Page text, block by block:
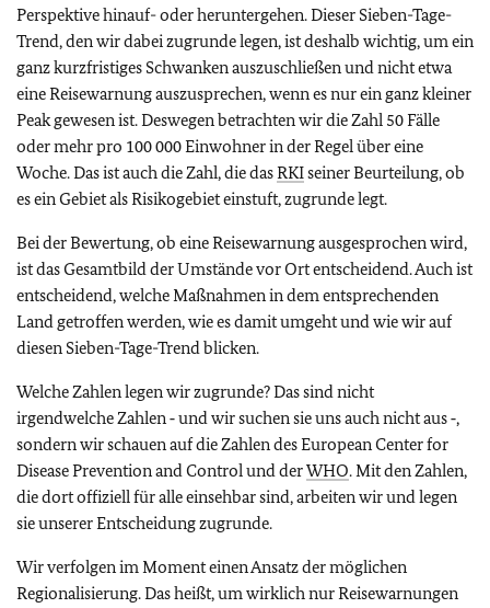
Perspektive hinauf- oder heruntergehen. Dieser Sieben-Tage-
Trend, den wir dabei zugrunde legen, ist deshalb wichtig, um ein
ganz kurzfristiges Schwanken auszuschließen und nicht etwa
eine Reisewarnung auszusprechen, wenn es nur ein ganz kleiner
Peak gewesen ist. Deswegen betrachten wir die Zahl 50 Fälle
oder mehr pro 100 000 Einwohner in der Regel über eine
Woche. Das ist auch die Zahl, die dasRKIseiner Beurteilung, ob
es ein Gebiet als Risikogebiet einstuft, zugrunde legt.
Bei der Bewertung, ob eine Reisewarnung ausgesprochen wird,
ist das Gesamtbild der Umstände vor Ort entscheidend. Auch ist
entscheidend, welche Maßnahmen in dem entsprechenden
Land getroffen werden, wie es damit umgeht und wie wir auf
diesen Sieben-Tage-Trend blicken.
Welche Zahlen legen wir zugrunde? Das sind nicht
irgendwelche Zahlen ‑ und wir suchen sie uns auch nicht aus ‑,
sondern wir schauen auf die Zahlen desEuropean Center for
Disease Prevention and Controlund derWHO. Mit den Zahlen,
die dort offiziell für alle einsehbar sind, arbeiten wir und legen
sie unserer Entscheidung zugrunde.
Wir verfolgen im Moment einen Ansatz der möglichen
Regionalisierung. Das heißt, um wirklich nur Reisewarnungen